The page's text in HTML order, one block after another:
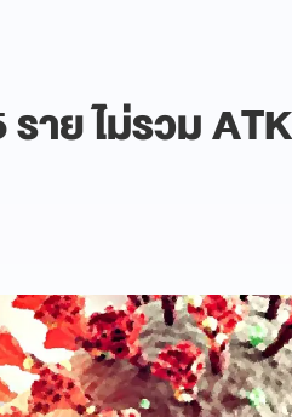
าย ไม่รวม ATK